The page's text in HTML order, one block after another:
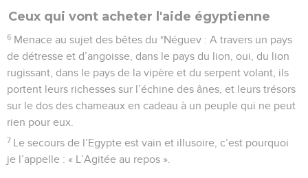
Ceux qui vont acheter l'aide égyptienne
6 Menace au sujet des bêtes du *Néguev : A travers un pays
de détresse et d’angoisse, dans le pays du lion, oui, du lion
rugissant, dans le pays de la vipère et du serpent volant, ils
portent leurs richesses sur l’échine des ânes, et leurs trésors
sur le dos des chameaux en cadeau à un peuple qui ne peut
rien pour eux.
7 Le secours de l’Egypte est vain et illusoire, c’est pourquoi
je l’appelle : « L’Agitée au repos ».